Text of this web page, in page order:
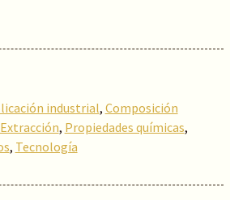
industrial, Composición
Extracción, Propiedades químicas,
, Tecnología